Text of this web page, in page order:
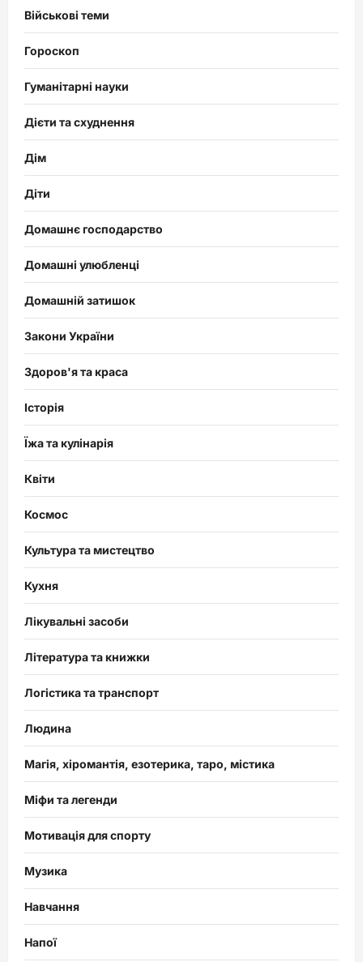
Військові теми
Гороскоп
Гуманітарні науки
Дієти та схуднення
Дім
Діти
Домашнє господарство
Домашні улюбленці
Домашній затишок
Закони України
Здоров'я та краса
Історія
Їжа та кулінарія
Квіти
Космос
Культура та мистецтво
Кухня
Лікувальні засоби
Література та книжки
Логістика та транспорт
Людина
Магія, хіромантія, езотерика, таро, містика
Міфи та легенди
Мотивація для спорту
Музика
Навчання
Напої